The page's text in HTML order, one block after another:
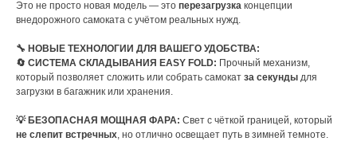
Это не просто новая модель — это перезагрузка концепции
внедорожного самоката с учётом реальных нужд.
🔧 НОВЫЕ ТЕХНОЛОГИИ ДЛЯ ВАШЕГО УДОБСТВА:
🔄 СИСТЕМА СКЛАДЫВАНИЯ EASY FOLD: Прочный механизм,
который позволяет сложить или собрать самокат за секунды для
загрузки в багажник или хранения.
💡 БЕЗОПАСНАЯ МОЩНАЯ ФАРА: Свет с чёткой границей, который
не слепит встречных, но отлично освещает путь в зимней темноте.